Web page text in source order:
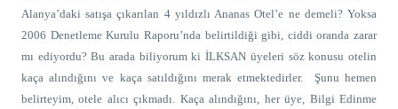
Alanya’daki satışa çıkarılan 4 yıldızlı Ananas Otel’e ne demeli? Yoksa
2006 Denetleme Kurulu Raporu’nda belirtildiği gibi, ciddi oranda zarar
mı ediyordu? Bu arada biliyorum ki İLKSAN üyeleri söz konusu otelin
kaça alındığını ve kaça satıldığını merak etmektedirler.
Şunu hemen
belirteyim, otele alıcı çıkmadı. Kaça alındığını, her üye, Bilgi Edinme